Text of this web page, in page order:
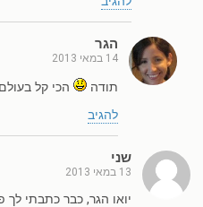
הגר
14 במאי 2013
תודה
הכי קל
להגיב
שני
13 במאי 2013
יואו הגר, כבר כתבתי